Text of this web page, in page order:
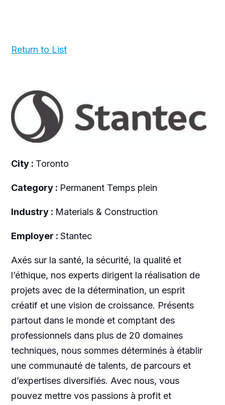
Return to List
City : Toronto
Category : Permanent Temps plein
Industry : Materials & Construction
Employer : Stantec
Axés sur la santé, la sécurité, la qualité et
l’éthique, nos experts dirigent la réalisation de
projets avec de la détermination, un esprit
créatif et une vision de croissance. Présents
partout dans le monde et comptant des
professionnels dans plus de 20 domaines
techniques, nous sommes déterminés à établir
une communauté de talents, de parcours et
d’expertises diversifiés. Avec nous, vous
pouvez mettre vos passions à profit et